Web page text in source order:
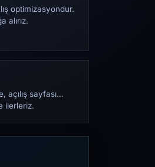
optimizasyondur.
alırız.
açılış sayfası…
ilerleriz.